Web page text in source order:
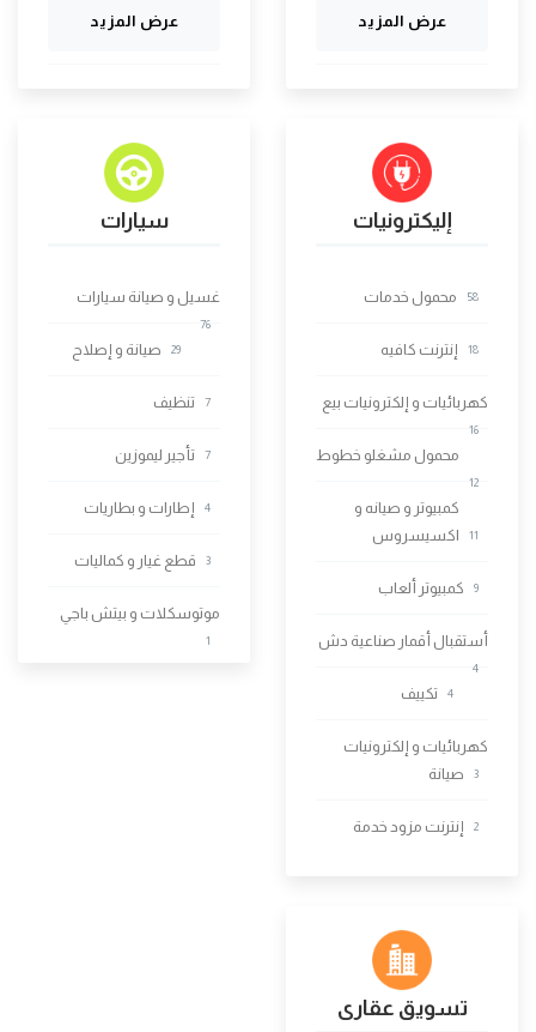
عرض المزيد عرض المزيد
إليكترونيات
محمول خدمات 58
إنترنت كافيه 18
كهربائيات و إلكترونيات بيع
16
محمول مشغلو خطوط
12
كمبيوتر و صيانه و
اكسيسروس
11
كمبيوتر ألعاب
أستقبال أقمار صناعية دش
تكييف
كهربائيات و إلكترونيات
صيانة
إنترنت مزود خدمة
سيارات
غسيل و صيانة سيارات
76
صيانة و إصلاح 29
تنظيف
تأجير ليموزين
إطارات و بطاريات
قطع غيار و كماليات
موتوسكلات و بيتش باجي
تسويق عقارى